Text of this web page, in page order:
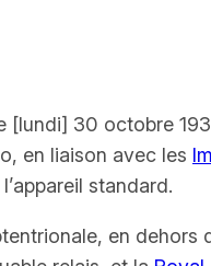
[lundi] 30 octobre
en liaison avec les
standard.
en